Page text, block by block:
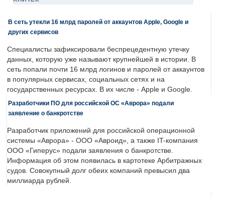
В сеть утекли 16 млрд паролей от аккаунтов Apple, Google и
других сервисов
Специалисты зафиксировали беспрецедентную утечку
данных, которую уже называют крупнейшей в истории. В
сеть попали почти 16 млрд логинов и паролей от аккаунтов
в популярных сервисах, социальных сетях и на
государственных ресурсах. В их числе - Apple и Google.
Разработчики ПО для российской ОС «Аврора» подали
заявление о банкротстве
Разработчик приложений для российской операционной
системы «Аврора» - ООО «Авроид», а также IT-компания
ООО «Гиперус» подали заявления о банкротстве.
Информация об этом появилась в картотеке Арбитражных
судов. Совокупный долг обеих компаний превысил два
миллиарда рублей.